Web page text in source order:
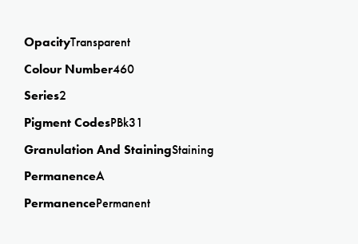
OpacityTransparent
Colour Number460
Series2
Pigment CodesPBk31
Granulation And StainingStaining
PermanenceA
PermanencePermanent